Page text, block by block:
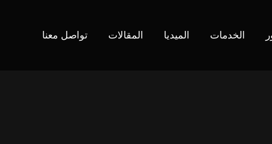
الخدمات الميديا المقالات تواصل معنا